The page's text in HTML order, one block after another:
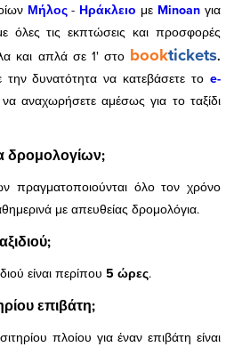
Μήλος- Ηράκλειο με Minoanγια
όλες τις εκπτώσεις και προσφορές
και απλά σε 1' στο booktickets.
την δυνατότητα να κατεβάσετε το e-
αναχωρήσετε αμέσως για το ταξίδι
δρομολογίων;
πραγματοποιούνται όλο τον χρόνο
με απευθείας δρομολόγια.
είναι περίπου 5 ώρες.
επιβάτη;
πλοίου για έναν επιβάτη είναι